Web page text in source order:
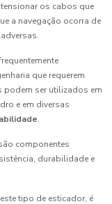
os cabos que
a navegação ocorra de
que requerem
podem ser utilizados em
e em diversas
.
componentes
durabilidade e
tipo de esticador, é